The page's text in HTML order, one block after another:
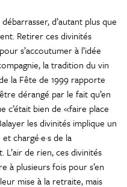
d’autant plus que
Retirer ces divinités
s’accoutumer à l’idée
la tradition du vin
la Fête de 1999 rapporte
dérangé par le fait qu’en
c’était bien de «faire place
les divinités implique un
chargé·e·s de la
de rien, ces divinités
à plusieurs fois pour s’en
mise à la retraite, mais